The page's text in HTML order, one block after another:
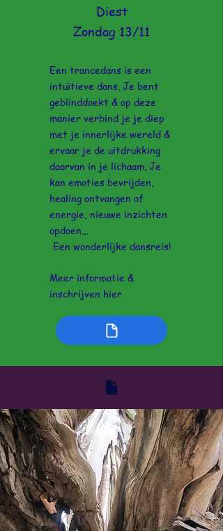
Diest
Zondag 13/11
Een trancedans is een
intuïtieve dans. Je bent
geblinddoekt & op deze
manier verbind je je diep
met je innerlijke wereld &
ervaar je de uitdrukking
daarvan in je lichaam. Je
kan emoties bevrijden,
healing ontvangen of
energie, nieuwe inzichten
opdoen...
Een wonderlijke dansreis!
Meer informatie &
inschrijven hier